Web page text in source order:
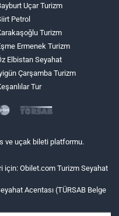
Uçar Turizm
Petrol
Turizm
Ermenek Turizm
Elbistan Seyahat
Çarşamba Turizm
Tur
ve uçak bileti platformu.
için: Obilet.com Turizm Seyahat
Acentası (TÜRSAB Belge